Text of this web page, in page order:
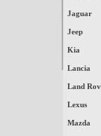
Jaguar
Jeep
Kia
Lancia
Land
Lexus
Mazda